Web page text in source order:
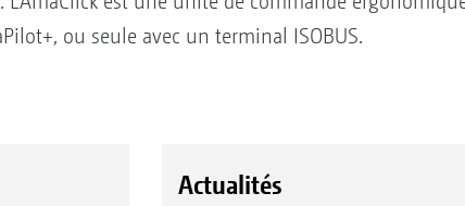
ou seule avec un terminal ISOBUS.
Actualités